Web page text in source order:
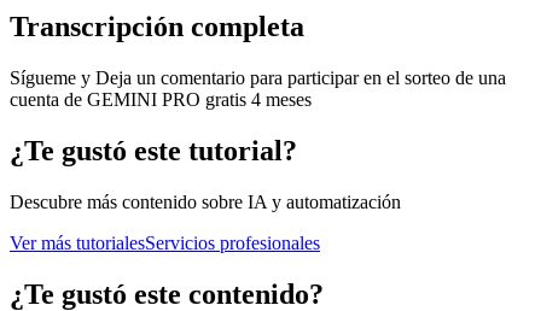
Transcripción completa
Sígueme y Deja un comentario para participar en el sorteo de una
cuenta de GEMINI PRO gratis 4 meses
¿Te gustó este tutorial?
Descubre más contenido sobre IA y automatización
Ver más tutorialesServicios profesionales
¿Te gustó este contenido?